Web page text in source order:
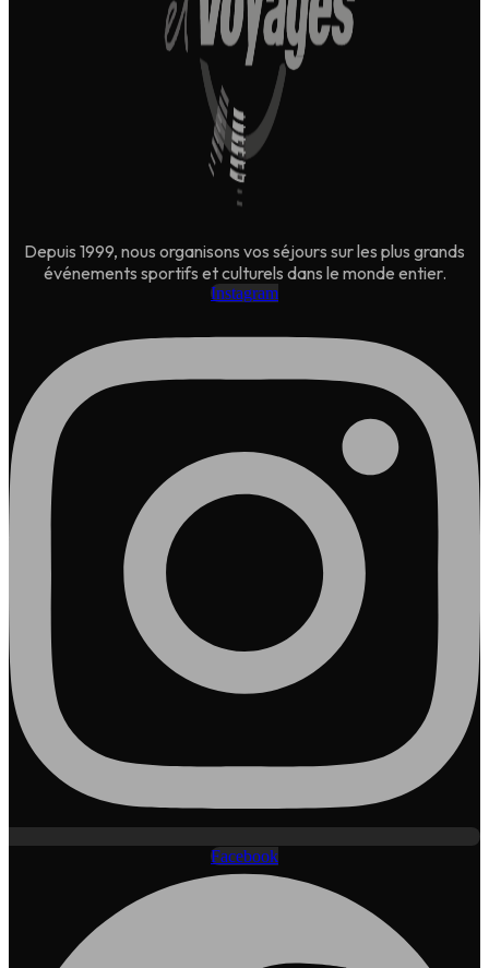
Depuis 1999, nous organisons vos séjours sur les plus grands
événements sportifs et culturels dans le monde entier.
Instagram
Facebook